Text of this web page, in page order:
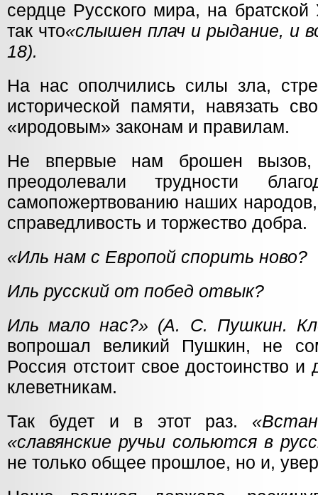
сердце Русского мира, на
так что«слышен плач и рыдание, и
18).
На нас ополчились силы зла,
исторической памяти, навязать
«иродовым» законам и правилам.
Не впервые нам брошен
преодолевали трудности
самопожертвованию наших
справедливость и торжество добра.
«Иль нам с Европой спорить ново?
Иль русский от побед отвык?
Иль мало нас?» (А. С. Пушкин.
вопрошал великий Пушкин, не
Россия отстоит свое достоинство и
клеветникам.
Так будет и в этот раз.
«славянские ручьи сольются в
не только общее прошлое, но и,